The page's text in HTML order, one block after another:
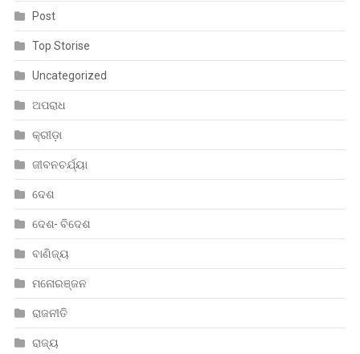
Post
Top Storise
Uncategorized
ଅପରାଧ
କ୍ରୀଡ଼ା
ଜୀବନଚର୍ଯ୍ୟା
ଦେଶ
ଦେଶ- ବିଦେଶ
ବାଣିଜ୍ୟ
ମନୋରଞ୍ଜନ
ରାଜନୀତି
ରାଜ୍ୟ